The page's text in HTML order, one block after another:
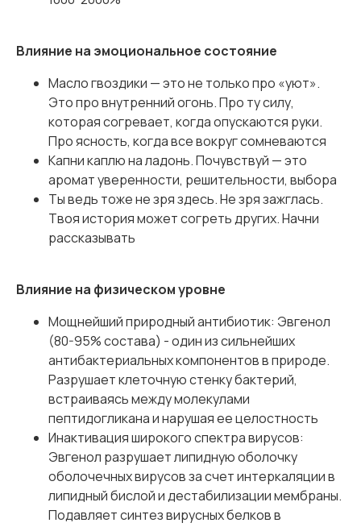
Влияние на эмоциональное состояние
Масло гвоздики — это не только про «уют».
Это про внутренний огонь. Про ту силу,
которая согревает, когда опускаются руки.
Про ясность, когда все вокруг сомневаются
Капни каплю на ладонь. Почувствуй — это
аромат уверенности, решительности, выбора
Ты ведь тоже не зря здесь. Не зря зажглась.
Твоя история может согреть других. Начни
рассказывать
Влияние на физическом уровне
Мощнейший природный антибиотик: Эвгенол
(80-95% состава) - один из сильнейших
антибактериальных компонентов в природе.
Разрушает клеточную стенку бактерий,
встраиваясь между молекулами
пептидогликана и нарушая ее целостность
Инактивация широкого спектра вирусов:
Эвгенол разрушает липидную оболочку
оболочечных вирусов за счет интеркаляции в
липидный бислой и дестабилизации мембраны.
Подавляет синтез вирусных белков в